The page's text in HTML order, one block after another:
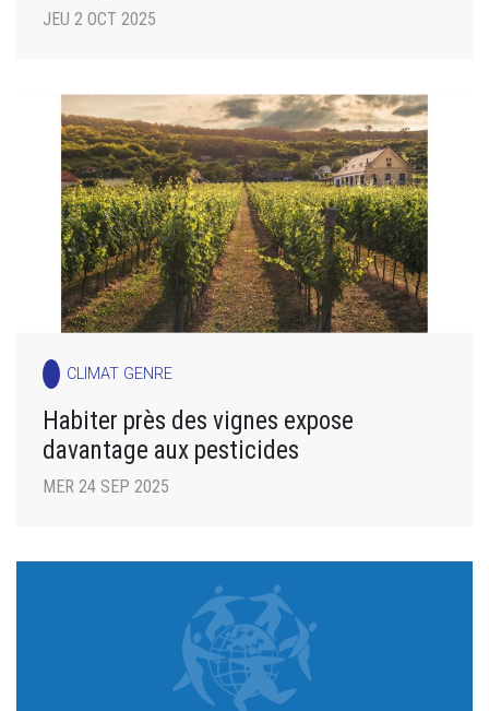
JEU 2 OCT 2025
CLIMAT GENRE
Habiter près des vignes expose
davantage aux pesticides
MER 24 SEP 2025